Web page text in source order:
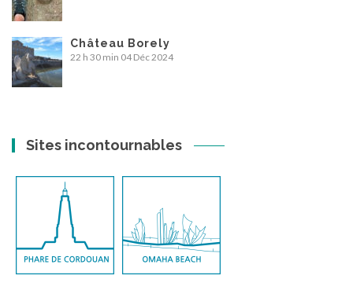
Château Borely
22 h 30 min 04 Déc 2024
Sites incontournables